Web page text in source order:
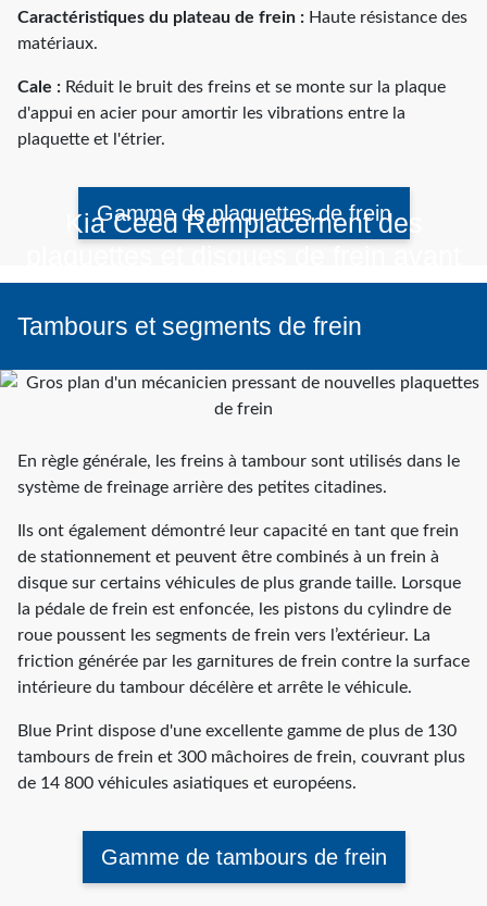
Caractéristiques du plateau de frein : Haute résistance des
matériaux.
Cale : Réduit le bruit des freins et se monte sur la plaque
d'appui en acier pour amortir les vibrations entre la
plaquette et l'étrier.
Gamme de plaquettes de frein
Kia Ceed Remplacement des
Regarder la vidéo
Tambours et segments de frein
En règle générale, les freins à tambour sont utilisés dans le
système de freinage arrière des petites citadines.
Ils ont également démontré leur capacité en tant que frein
de stationnement et peuvent être combinés à un frein à
disque sur certains véhicules de plus grande taille. Lorsque
la pédale de frein est enfoncée, les pistons du cylindre de
roue poussent les segments de frein vers l’extérieur. La
friction générée par les garnitures de frein contre la surface
intérieure du tambour décélère et arrête le véhicule.
Blue Print dispose d'une excellente gamme de plus de 130
tambours de frein et 300 mâchoires de frein, couvrant plus
de 14 800 véhicules asiatiques et européens.
Gamme de tambours de frein